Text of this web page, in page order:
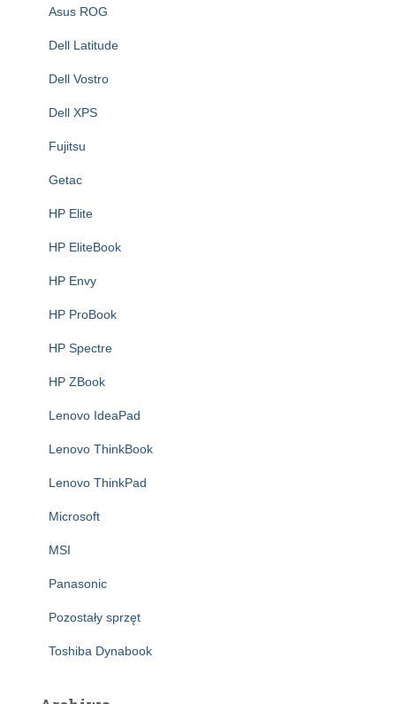
Asus ROG
Dell Latitude
Dell Vostro
Dell XPS
Fujitsu
Getac
HP Elite
HP EliteBook
HP Envy
HP ProBook
HP Spectre
HP ZBook
Lenovo IdeaPad
Lenovo ThinkBook
Lenovo ThinkPad
Microsoft
MSI
Panasonic
Pozostały sprzęt
Toshiba Dynabook